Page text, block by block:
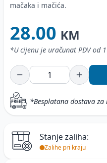
mačaka i mačića.
28.00 KM
*U cijenu je uračunat PDV od
*Besplatana dostava
Stanje zaliha:
Zalihe pri kraju